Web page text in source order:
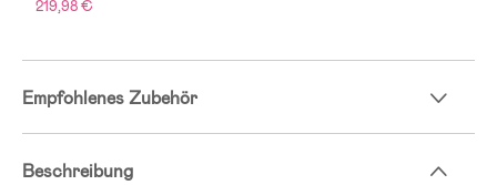
219,98 €
Empfohlenes Zubehör
Beschreibung